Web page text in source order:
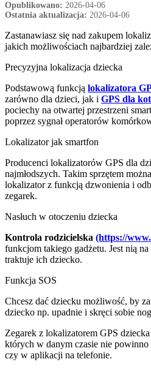
Opublikowano: 2026-04-06
Ostatnia aktualizacja: 2026-04-06
Zastanawiasz się nad zakupem
jakich możliwościach najbardziej
Precyzyjna lokalizacja dziecka
Podstawową funkcją lokalizatora
zarówno dla dzieci, jak i GPS dla
pociechy na otwartej przestrzeni
poprzez sygnał operatorów
Lokalizator jak smartfon
Producenci lokalizatorów GPS dla
najmłodszych. Takim sprzętem
lokalizator z funkcją dzwonienia i
zegarek.
Nasłuch w otoczeniu dziecka
Kontrola rodzicielska (https://
funkcjom takiego gadżetu. Jest nią
traktuje ich dziecko.
Funkcja SOS
Chcesz dać dziecku możliwość, by
dziecko np. upadnie i skręci sobie
Zegarek z lokalizatorem GPS
których w danym czasie nie
czy w aplikacji na telefonie.